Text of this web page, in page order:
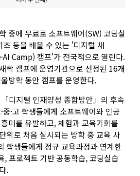
중에 무료로 소프트웨어(SW) 코딩실
초 등을 배울 수 있는 '디지털 새
Camp) 캠프'가 전국적으로 열린다.
싹 캠프에 운영기관으로 선정된 16개
방학 동안 캠프를 운영한다.
디지털 인재양성 종합방안」의 후속
중·고 학생들에게 소프트웨어와 인공
미를 유발하고, 체험과 교육기회를
위로 처음 실시되는 방학 중 교육 사
학생들에게 정규 교육과정과 연계한
, 프로젝트 기반 공동학습, 코딩실습
.